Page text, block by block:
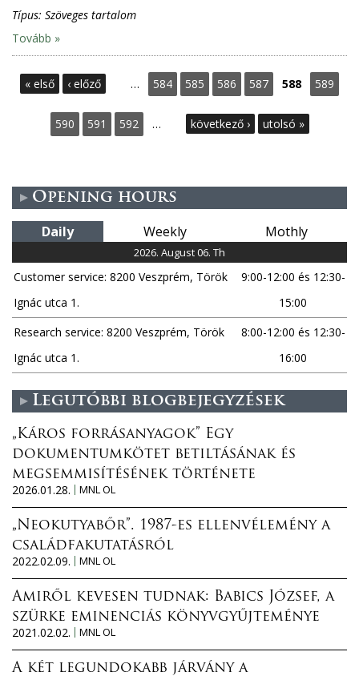
Típus: Szöveges tartalom
Tovább »
P
e
s
« első ‹ előző … 584 585 586 587 588 589
590 591 592 … következő › utolsó »
Opening hours
Daily Weekly Mothly
2026. August 06. Th
Customer service: 8200 Veszprém, Török
Ignác utca 1.
9:00-12:00 és 12:30-
15:00
Research service: 8200 Veszprém, Török
Ignác utca 1.
8:00-12:00 és 12:30-
16:00
Legutóbbi blogbejegyzések
„Káros forrásanyagok” Egy
dokumentumkötet betiltásának és
megsemmisítésének története
2026.01.28.
MNL OL
„Neokutyabőr”. 1987-es ellenvélemény a
családfakutatásról
2022.02.09.
MNL OL
Amiről kevesen tudnak: Babics József, a
szürke eminenciás könyvgyűjteménye
2021.02.02.
MNL OL
A két legundokabb járvány a